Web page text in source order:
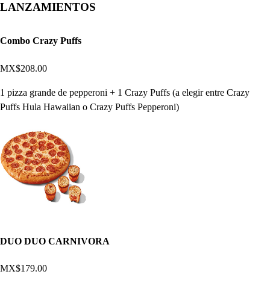
LANZAMIENTOS
Combo Crazy Puffs
MX$208.00
1 pizza grande de pepperoni + 1 Crazy Puffs (a elegir entre Crazy
Puffs Hula Hawaiian o Crazy Puffs Pepperoni)
DUO DUO CARNIVORA
MX$179.00